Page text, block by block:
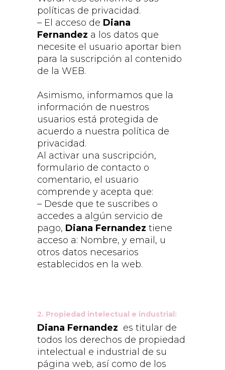
políticas de privacidad.
– El acceso de Diana
Fernandez a los datos que
necesite el usuario aportar bien
para la suscripción al contenido
de la WEB.
Asimismo, informamos que la
información de nuestros
usuarios está protegida de
acuerdo a nuestra política de
privacidad.
Al activar una suscripción,
formulario de contacto o
comentario, el usuario
comprende y acepta que:
– Desde que te suscribes o
accedes a algún servicio de
pago, Diana Fernandez tiene
acceso a: Nombre, y email, u
otros datos necesarios
establecidos en la web.
2. Propiedad intelectual e industrial:
Diana Fernandez es titular de
todos los derechos de propiedad
intelectual e industrial de su
página web, así como de los